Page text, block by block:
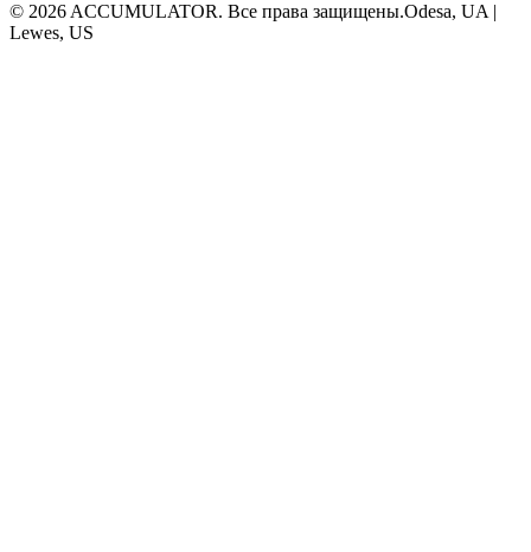
© 2026 ACCUMULATOR. Все права защищены.Odesa, UA |
Lewes, US